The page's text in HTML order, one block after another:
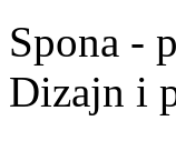
Spona -
Dizajn i